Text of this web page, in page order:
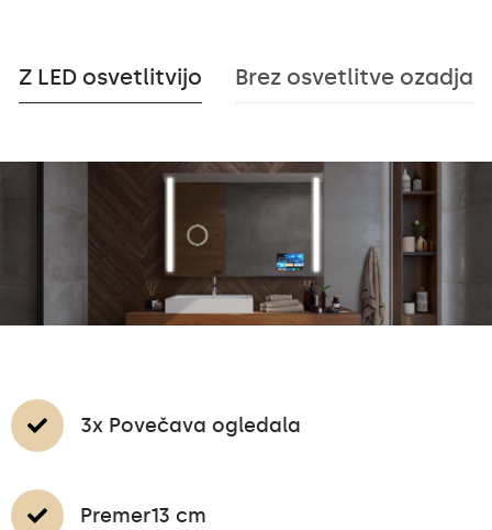
Z LED osvetlitvijo Brez osvetlitve ozadja
3x Povečava ogledala
Premer13 cm